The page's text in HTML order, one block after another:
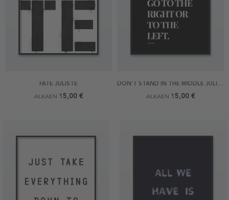
FATE JULISTE
ALKAEN 15,00 €
DON'T STAND IN THE MIDDLE JULISTE
ALKAEN 15,00 €